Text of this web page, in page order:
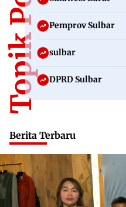
Pemprov Sulbar
sulbar
DPRD Sulbar
Berita Terbaru